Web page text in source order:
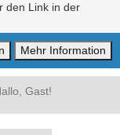
den Link in der
Gast!